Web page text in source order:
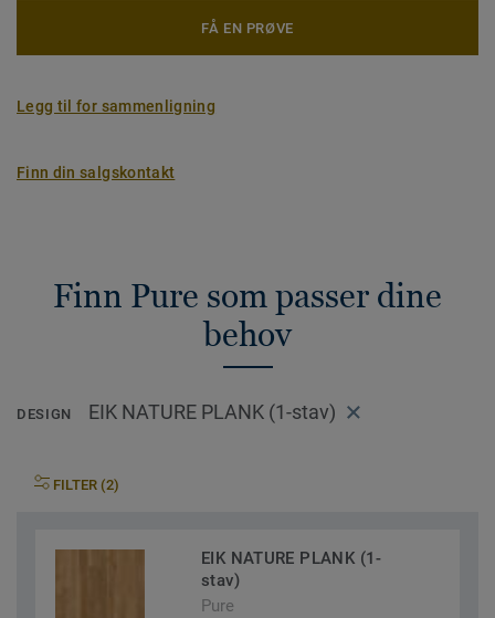
FÅ EN PRØVE
Legg til for sammenligning
Finn din salgskontakt
Finn Pure som passer dine
behov
DESIGN EIK NATURE PLANK (1-stav)
FILTER (2)
EIK NATURE PLANK (1-
stav)
Pure